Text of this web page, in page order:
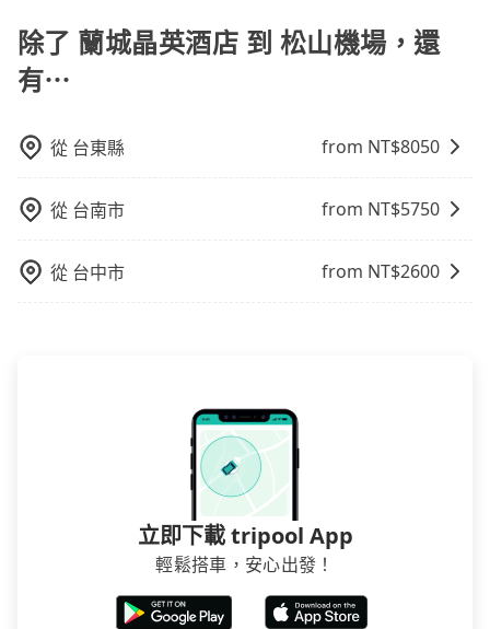
用，並且有多種車型選擇。55688則是台灣知名的計程
車品牌，主要提供計程車服務，價格根據跳表計費，要
下車時才會知道當次車資費用，較不易掌握您的交通預
除了 蘭城晶英酒店 到 松山機場，還
有⋯
從 台東縣 from NT$8050
從 台南市 from NT$5750
從 台中市 from NT$2600
立即下載 tripool App
輕鬆搭車，安心出發！